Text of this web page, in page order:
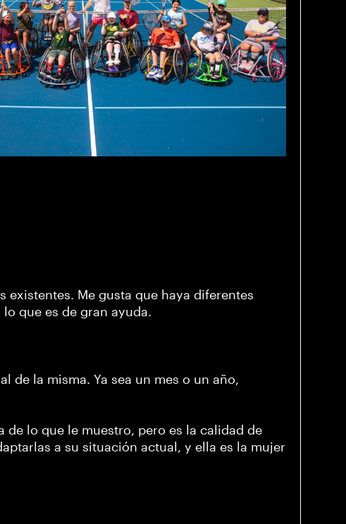
Me gusta que haya diferentes
que es de gran ayuda.
de la misma. Ya sea un mes o un año,
lo que le muestro, pero es la calidad de
a su situación actual, y ella es la mujer